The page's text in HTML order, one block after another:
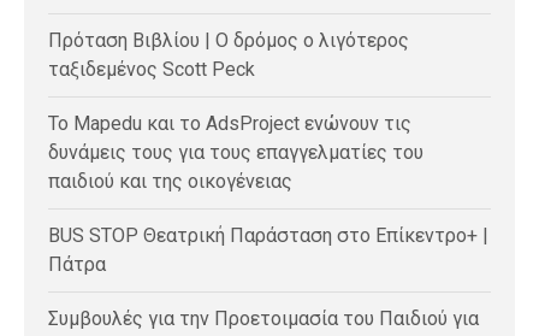
Πρόταση Βιβλίου | Ο δρόμος ο λιγότερος
ταξιδεμένος Scott Peck
Το Mapedu και το AdsProject ενώνουν τις
δυνάμεις τους για τους επαγγελματίες του
παιδιού και της οικογένειας
BUS STOP Θεατρική Παράσταση στο Επίκεντρο+ |
Πάτρα
Συμβουλές για την Προετοιμασία του Παιδιού για